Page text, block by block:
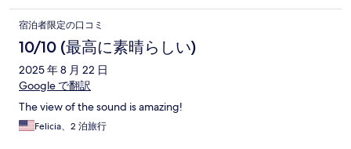
宿泊者限定の口コミ
10/10 (最高に素晴らしい)
2025 年 8 月 22 日
Google で翻訳
The view of the sound is amazing!
Felicia、2 泊旅行